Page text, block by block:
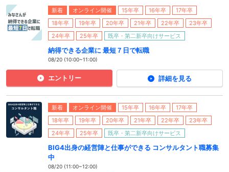
新着 オンライン開催 15年卒 16年卒
17年卒
18年卒
19年卒 20年卒 21年卒 22年卒
23年卒
24年卒
25年卒 既卒・第二新卒向けサービス
納得できる企業に 最短７日で転職
08/20 (10:00~11:00)
エントリー 詳細を見る
新着 オンライン開催 15年卒 16年卒
17年卒
18年卒
19年卒 20年卒 21年卒 22年卒
23年卒
24年卒
25年卒 既卒・第二新卒向けサービス
BIG4出身の経営陣と仕事ができる コンサルタント職募集
中
08/20 (11:00~12:00)